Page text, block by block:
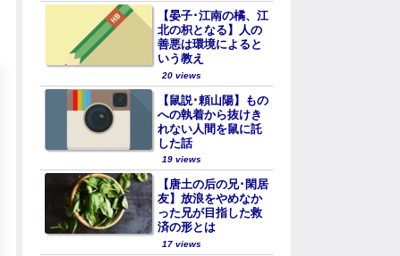
【晏子･江南の橘、江
北の枳となる】人の
善悪は環境によると
いう教え
20 views
【鼠説･頼山陽】もの
への執着から抜けき
れない人間を鼠に託
した話
19 views
【唐土の后の兄･閑居
友】放浪をやめなか
った兄が目指した救
済の形とは
17 views